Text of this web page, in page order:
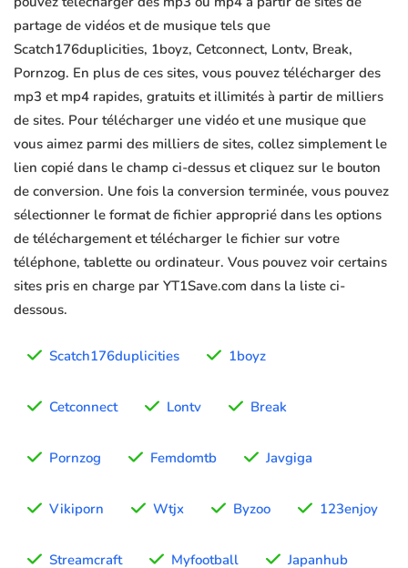
partage de vidéos et de musique tels que
Scatch176duplicities, 1boyz, Cetconnect, Lontv, Break,
Pornzog. En plus de ces sites, vous pouvez télécharger des
mp3 et mp4 rapides, gratuits et illimités à partir de milliers
de sites. Pour télécharger une vidéo et une musique que
vous aimez parmi des milliers de sites, collez simplement le
lien copié dans le champ ci-dessus et cliquez sur le bouton
de conversion. Une fois la conversion terminée, vous pouvez
sélectionner le format de fichier approprié dans les options
de téléchargement et télécharger le fichier sur votre
téléphone, tablette ou ordinateur. Vous pouvez voir certains
sites pris en charge par YT1Save.com dans la liste ci-
dessous.
Scatch176duplicities 1boyz
Cetconnect Lontv Break
Pornzog Femdomtb Javgiga
Vikiporn Wtjx Byzoo 123enjoy
Streamcraft Myfootball Japanhub